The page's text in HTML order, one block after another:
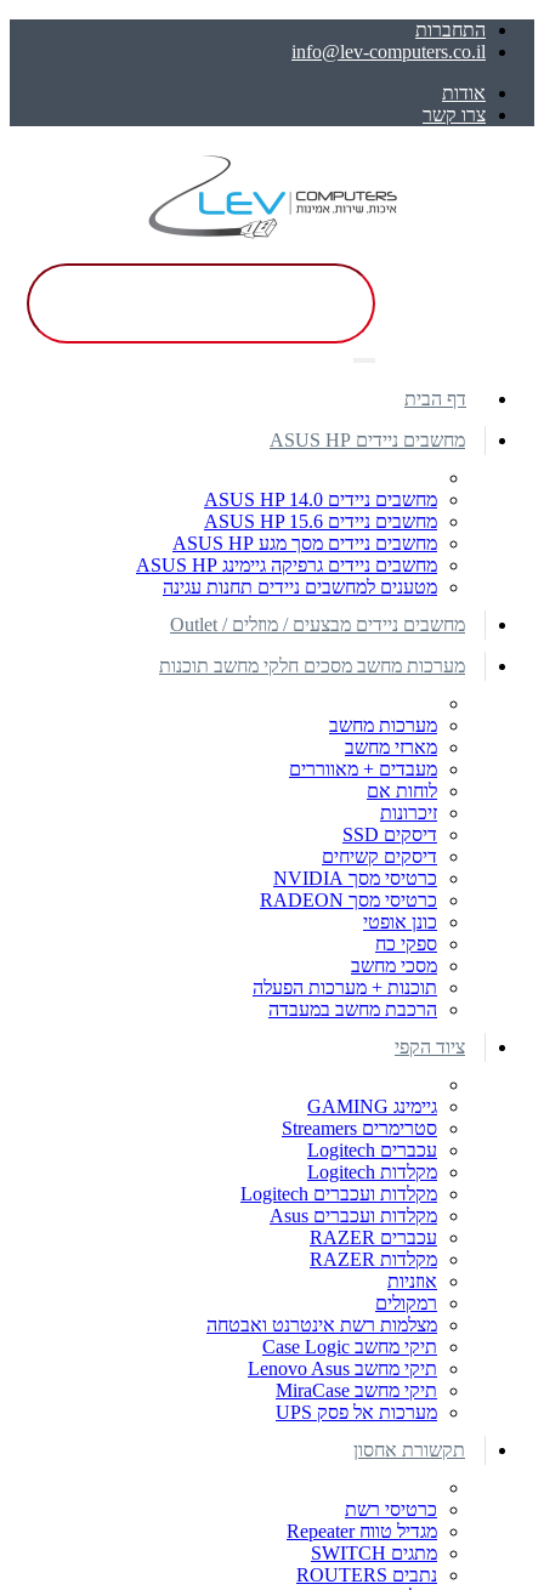
התחברות
info@lev-computers.co.il
אודות
צרו קשר
דף הבית
מחשבים ניידים ASUS HP
מחשבים ניידים ASUS HP 14.0
מחשבים ניידים ASUS HP 15.6
מחשבים ניידים מסך מגע ASUS HP
מחשבים ניידים גרפיקה גיימינג ASUS HP
מטענים למחשבים ניידים תחנות עגינה
מחשבים ניידים מבצעים / מוזלים / Outlet
מערכות מחשב מסכים חלקי מחשב תוכנות
מערכות מחשב
מארזי מחשב
מעבדים + מאווררים
לוחות אם
זיכרונות
דיסקים SSD
דיסקים קשיחים
כרטיסי מסך NVIDIA
כרטיסי מסך RADEON
כונן אופטי
ספקי כח
מסכי מחשב
תוכנות + מערכות הפעלה
הרכבת מחשב במעבדה
ציוד הקפי
גיימינג GAMING
סטרימרים Streamers
עכברים Logitech
מקלדות Logitech
מקלדות ועכברים Logitech
מקלדות ועכברים Asus
עכברים RAZER
מקלדות RAZER
אוזניות
רמקולים
מצלמות רשת אינטרנט ואבטחה
תיקי מחשב Case Logic
תיקי מחשב Lenovo Asus
תיקי מחשב MiraCase
מערכות אל פסק UPS
תקשורת אחסון
כרטיסי רשת
מגדיל טווח Repeater
מתגים SWITCH
נתבים ROUTERS